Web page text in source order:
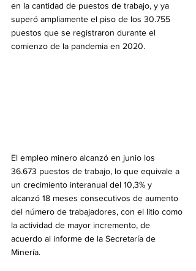
en la cantidad de puestos de trabajo, y ya
superó ampliamente el piso de los 30.755
puestos que se registraron durante el
comienzo de la pandemia en 2020.
El empleo minero alcanzó en junio los
36.673 puestos de trabajo, lo que equivale a
un crecimiento interanual del 10,3% y
alcanzó 18 meses consecutivos de aumento
del número de trabajadores, con el litio como
la actividad de mayor incremento, de
acuerdo al informe de la Secretaría de
Minería.